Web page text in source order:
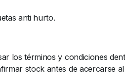
anti hurto.
los términos y condiciones
stock antes de acercarse